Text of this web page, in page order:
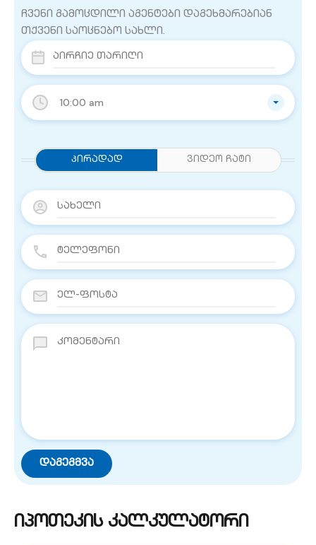
10:00 am
Პირადად ვიდეო ჩატი
ჩვენი გამოცდილი აგენტები დაგეხმარებიან
თქვენი საოცნებო სახლი.
იპოთეკის კალკულატორი